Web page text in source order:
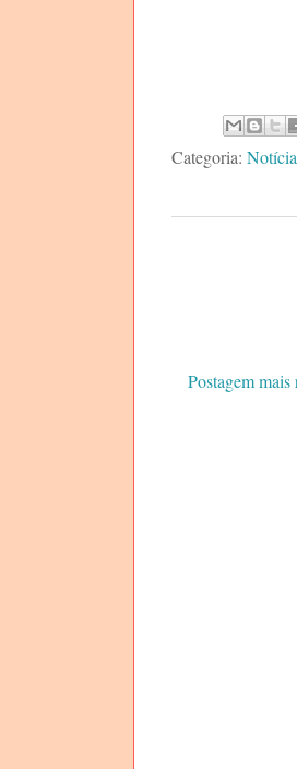
Categoria:
Postagem mais